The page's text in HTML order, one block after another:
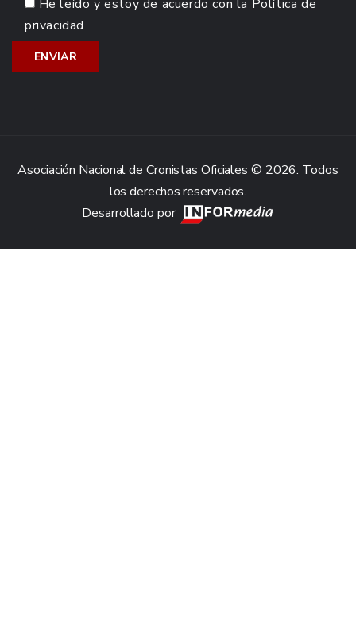
He leído y estoy de acuerdo con la Política de
privacidad
Asociación Nacional de Cronistas Oficiales © 2026. Todos
los derechos reservados.
Desarrollado por